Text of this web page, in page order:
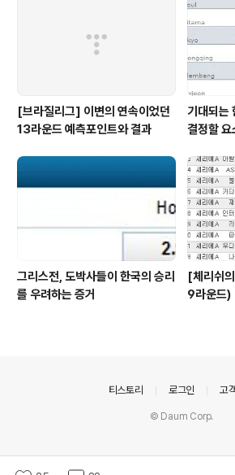
[브라질리그] 이변의 연속이었던
13라운드 예측포인트와 결과
기대되는
결정할 요
그리스전, 도박사들이 한국의 승리
를 우려하는 증거
[체리쉬
9라운드)
티스토리 로그인 고
© Daum Corp.